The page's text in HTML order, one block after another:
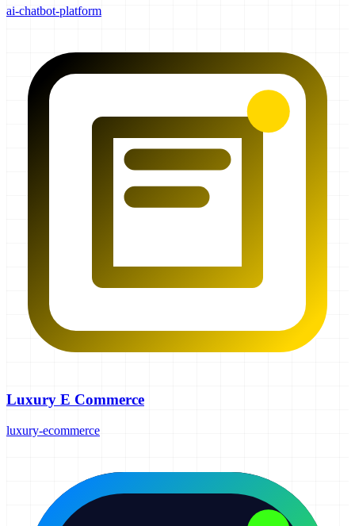
ai-chatbot-platform
Luxury E Commerce
luxury-ecommerce